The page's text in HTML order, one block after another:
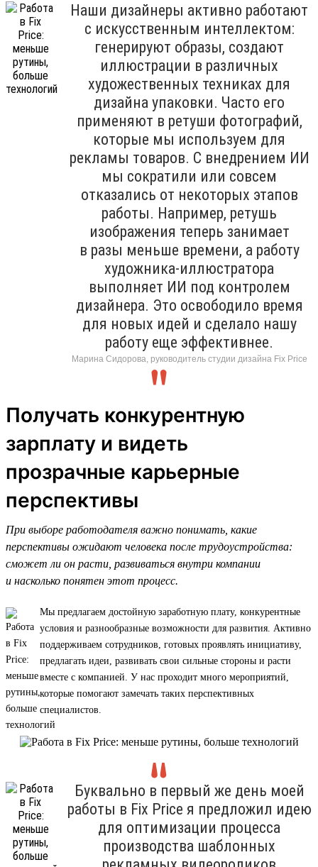
Наши дизайнеры активно работают
с искусственным интеллектом:
генерируют образы, создают
иллюстрации в различных
художественных техниках для
дизайна упаковки. Часто его
применяют в ретуши фотографий,
которые мы используем для
рекламы товаров. С внедрением ИИ
мы сократили или совсем
отказались от некоторых этапов
работы. Например, ретушь
изображения теперь занимает
в разы меньше времени, а работу
художника-иллюстратора
выполняет ИИ под контролем
дизайнера. Это освободило время
для новых идей и сделало нашу
работу еще эффективнее.
Марина Сидорова, руководитель студии дизайна Fix Price
Получать конкурентную
зарплату и видеть
прозрачные карьерные
перспективы
При выборе работодателя важно понимать, какие
перспективы ожидают человека после трудоустройства:
сможет ли он расти, развиваться внутри компании
и насколько понятен этот процесс.
Мы предлагаем достойную заработную плату, конкурентные
условия и разнообразные возможности для развития. Активно
поддерживаем сотрудников, готовых проявлять инициативу,
предлагать идеи, развивать свои сильные стороны и расти
вместе с компанией. У нас проходит много мероприятий,
которые помогают замечать таких перспективных
специалистов.
Буквально в первый же день моей
работы в Fix Price я предложил идею
для оптимизации процесса
производства шаблонных